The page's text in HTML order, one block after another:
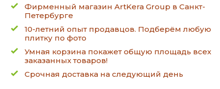
Фирменный магазин ArtKera Group в Санкт-
Петербурге
10-летний опыт продавцов. Подберём любую
плитку по фото
Умная корзина покажет общую площадь всех
заказанных товаров!
Срочная доставка на следующий день